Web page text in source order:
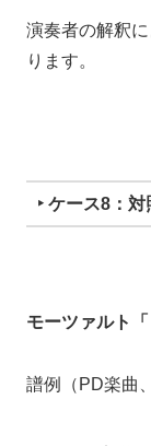
演奏者の解釈
ります。
‣ ケース8：
モーツァルト
譜例（PD楽曲